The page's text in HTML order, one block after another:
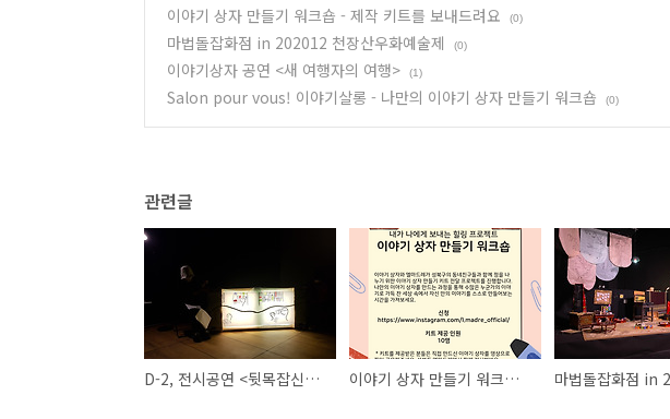
이야기 상자 만들기 워크숍 - 제작 키트를 보내드려요 (0)
마법돌잡화점 in 202012 천장산우화예술제 (0)
이야기상자 공연 <새 여행자의 여행> (1)
Salon pour vous! 이야기살롱 - 나만의 이야기 상자 만들기 워크숍 (0)
관련글
D-2, 전시공연 <뒷목잡신의 장난> 이야기 상자 만들기 워크숍 - 제작 키트를 보내드려요